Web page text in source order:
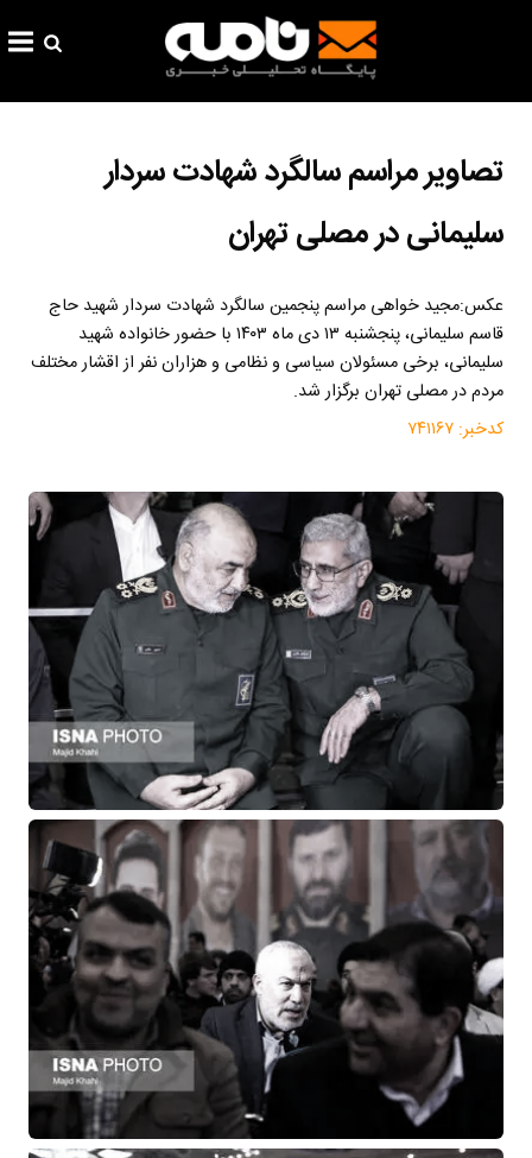
تصاویر مراسم سالگرد شهادت سردار
سلیمانی در مصلی تهران
عکس:مجید خواهی مراسم پنجمین سالگرد شهادت سردار شهید حاج
قاسم سلیمانی، پنجشنبه ۱۳ دی ماه ۱۴۰۳ با حضور خانواده شهید
سلیمانی، برخی مسئولان سیاسی و نظامی و هزاران نفر از اقشار مختلف
مردم در مصلی تهران برگزار شد.
کدخبر: ۷۴۱۱۶۷